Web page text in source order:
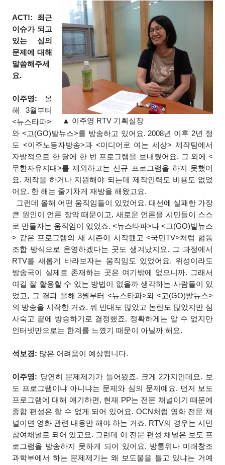
▲ 이주영 RTV 기획실장
ACT!: 최근
이슈가 되고
있는 심의
문제에 대해
말씀해주세
요.
이주영: 올
해 3월부터
<뉴스타파>
와 <고(GO)발뉴스>를 방송하고 있어요. 2008년 이후 2년 정
도 <이주노동자방송>과 <미디어로 여는 세상> 제작팀에서
자발적으로 한 달에 한 번 프로그램을 보내줬어요. 그 외에 <
무한자유지대>를 제외하고는 신규 프로그램을 하지 못했어
요. 제작을 하거나 지원해야 되는데 제작인력도 비용도 없었
어요. 한 해는 줄기차게 재방을 해왔고요.
그런데 올해 어떤 움직임들이 있었어요. 대선에 실패한 가장
큰 원인이 언론 장악 때문이고, 새로운 언론을 시민들이 스스
로 만들자는 움직임이 있었죠. <뉴스타파>나 <고(GO)발뉴스
> 같은 프로그램의 새 시즌이 시작됐고 <국민TV>처럼 협동
조합 방식으로 운영하겠다는 곳도 생겨났지요. 그 과정에서
RTV를 새롭게 바라보자는 움직임도 있었어요. 위성이라도
방송국이 실제로 존재하는 곳은 여기밖에 없으니까. 그래서
여길 잘 활용할 수 있는 방법이 없을까 생각하는 사람들이 있
었고, 그 결과 올해 3월부터 <뉴스타파>와 <고(GO)발뉴스>
의 방송을 시작한 거죠. 뭐 반대도 많았고 논란도 많았지만 심
사숙고 끝에 방송하기로 결정했죠. 정확하게는 알 수 없지만
인터넷만으로는 한계를 느꼈기 때문이 아닐까 해요.
석보경: 많은 어려움이 예상됩니다.
이주영: 당연히 문제제기가 들어왔죠. 크게 2가지인데요. 보
도 프로그램이냐 아니냐는 문제와 심의 문제예요. 먼저 보도
프로그램에 대해 얘기하면, 현재 PP는 전문 채널이기 때문에
종합 편성은 할 수 없게 되어 있어요. OCN처럼 영화 전문 채
널이면 영화 관련 내용만 해야 하는 거죠. RTV의 경우는 시민
참여채널로 되어 있고요. 그런데 이 전문 편성 채널은 보도 프
로그램을 방송하지 못하게 되어 있어요. 방통위나 미래창조
과학부에서 하는 문제제기는 왜 보도물을 틀고 있냐는 거예